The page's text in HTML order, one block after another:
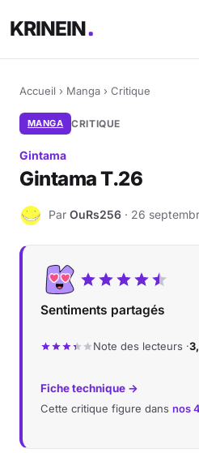
KRINEIN
Accueil › Manga › Critique
MANGA CRITIQUE
Gintama
Gintama T.26
O Par OuRs256 · 26
Sentiments partagés
Note des lecteurs ·
Fiche technique →
Cette critique figure dans nos